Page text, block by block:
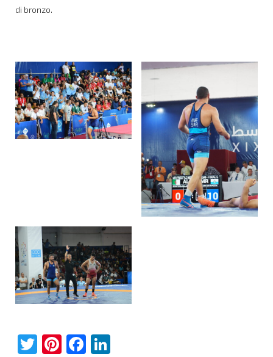
di bronzo.
Twitter
Pinterest
Facebook